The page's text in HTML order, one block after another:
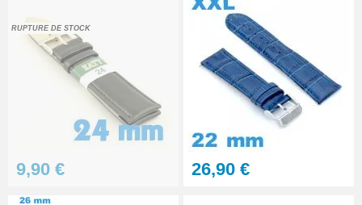
RUPTURE DE STOCK
9,90 € 26,90 €